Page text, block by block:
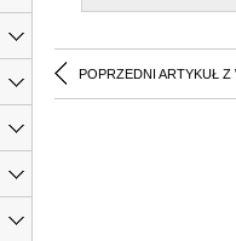
POPRZEDNI ARTYKUŁ Z